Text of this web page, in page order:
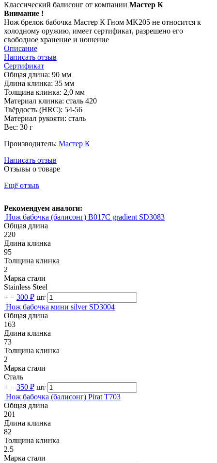
Классический балисонг от компании Мастер К
Внимание !
Нож брелок бабочка Мастер К Гном MK205 не относится к
холодному оружию, имеет сертификат, разрешено его
свободное хранение и ношение
Описание
Написать отзыв
Сертификат
Общая длина: 90 мм
Длина клинка: 35 мм
Толщина клинка: 2,0 мм
Материал клинка: сталь 420
Твёрдость (HRC): 54-56
Материал рукояти: сталь
Вес: 30 г
Производитель: Мастер К
Написать отзыв
Отзывы о товаре
Ещё отзыв
Рекомендуем аналоги:
Нож бабочка (балисонг) B017C gradient SD3083
Общая длина
220
Длина клинка
95
Толщина клинка
2
Марка стали
Stainless Steel
+ − 300 ₽ шт
Нож бабочка мини silver SD3004
Общая длина
163
Длина клинка
73
Толщина клинка
2
Марка стали
Сталь
+ − 350 ₽ шт
Нож бабочка (балисонг) Pirat T703
Общая длина
201
Длина клинка
82
Толщина клинка
2.5
Марка стали